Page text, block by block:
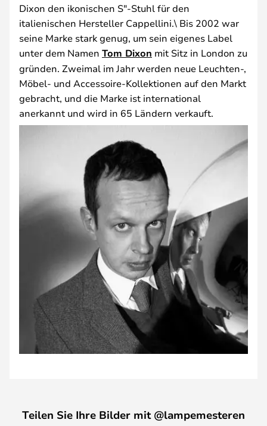
Dixon den ikonischen S"-Stuhl für den
italienischen Hersteller Cappellini.\ Bis 2002 war
seine Marke stark genug, um sein eigenes Label
unter dem Namen Tom Dixon mit Sitz in London zu
gründen. Zweimal im Jahr werden neue Leuchten-,
Möbel- und Accessoire-Kollektionen auf den Markt
gebracht, und die Marke ist international
anerkannt und wird in 65 Ländern verkauft.
Teilen Sie Ihre Bilder mit @lampemesteren